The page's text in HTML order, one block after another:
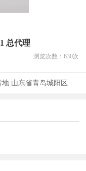
总代理
浏览次数： 630次
地:山东省青岛城阳区